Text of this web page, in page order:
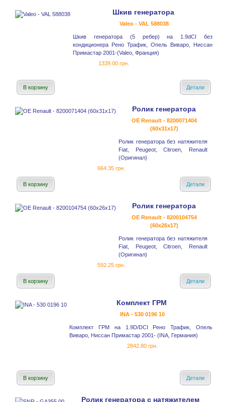
Шкив генератора
Valeo - VAL 588038
Шкив генератора (5 ребер) на 1.9dCI без
кондиционера Рено Трафик, Опель Виваро, Ниссан
Примастар 2001-(Valeo, Франция)
1339.00 грн.
В корзину Детали
Ролик генератора
OE Renault - 8200071404
(60x31x17)
Ролик генератора без натяжителя
Fiat, Peugeot, Citroen, Renault
(Оригинал)
664.35 грн.
В корзину Детали
Ролик генератора
OE Renault - 8200104754
(60x26x17)
Ролик генератора без натяжителя
Fiat, Peugeot, Citroen, Renault
(Оригинал)
592.25 грн.
В корзину Детали
Комплект ГРМ
INA - 530 0196 10
Комплект ГРМ на 1.9D/DCI Рено Трафик, Опель
Виваро, Ниссан Примастар 2001- (INA, Германия)
2842.80 грн.
В корзину Детали
Ролик генератора с натяжителем